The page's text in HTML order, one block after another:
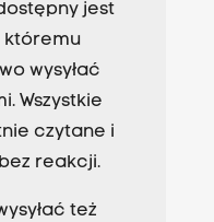
jest
któremu
wysyłać
Wszystkie
czytane i
reakcji.
też